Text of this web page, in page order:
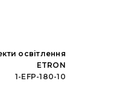
освітлення
ETRON
1-EFP-180-10